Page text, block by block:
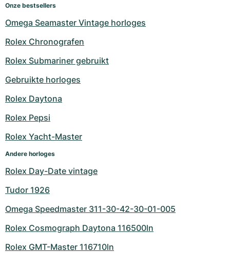
Onze bestsellers
Omega Seamaster Vintage horloges
Rolex Chronografen
Rolex Submariner gebruikt
Gebruikte horloges
Rolex Daytona
Rolex Pepsi
Rolex Yacht-Master
Andere horloges
Rolex Day-Date vintage
Tudor 1926
Omega Speedmaster 311-30-42-30-01-005
Rolex Cosmograph Daytona 116500ln
Rolex GMT-Master 116710ln